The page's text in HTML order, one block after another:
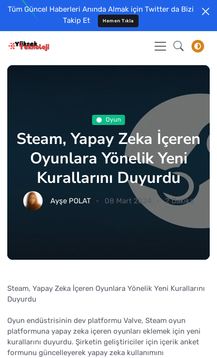
Tüm Güncel Haberleri Anında Almak için Twitter da Bizi
Takip Et
Hemen Tıkla
Oyun
Steam, Yapay Zeka İçeren
Oyunlara Yönelik Yeni
Kurallarını Duyurdu
Ayşe POLAT 08 Mart 2024 2 Dakika
Steam, Yapay Zeka İçeren Oyunlara Yönelik Yeni Kurallarını
Duyurdu
Oyun endüstrisinin dev platformu Valve, Steam oyun
platformuna yapay zeka içeren oyunları eklemek için yeni
kurallarını duyurdu. Şirketin geliştiriciler için içerik anket
formunu güncelleyerek yapay zeka kullanımını